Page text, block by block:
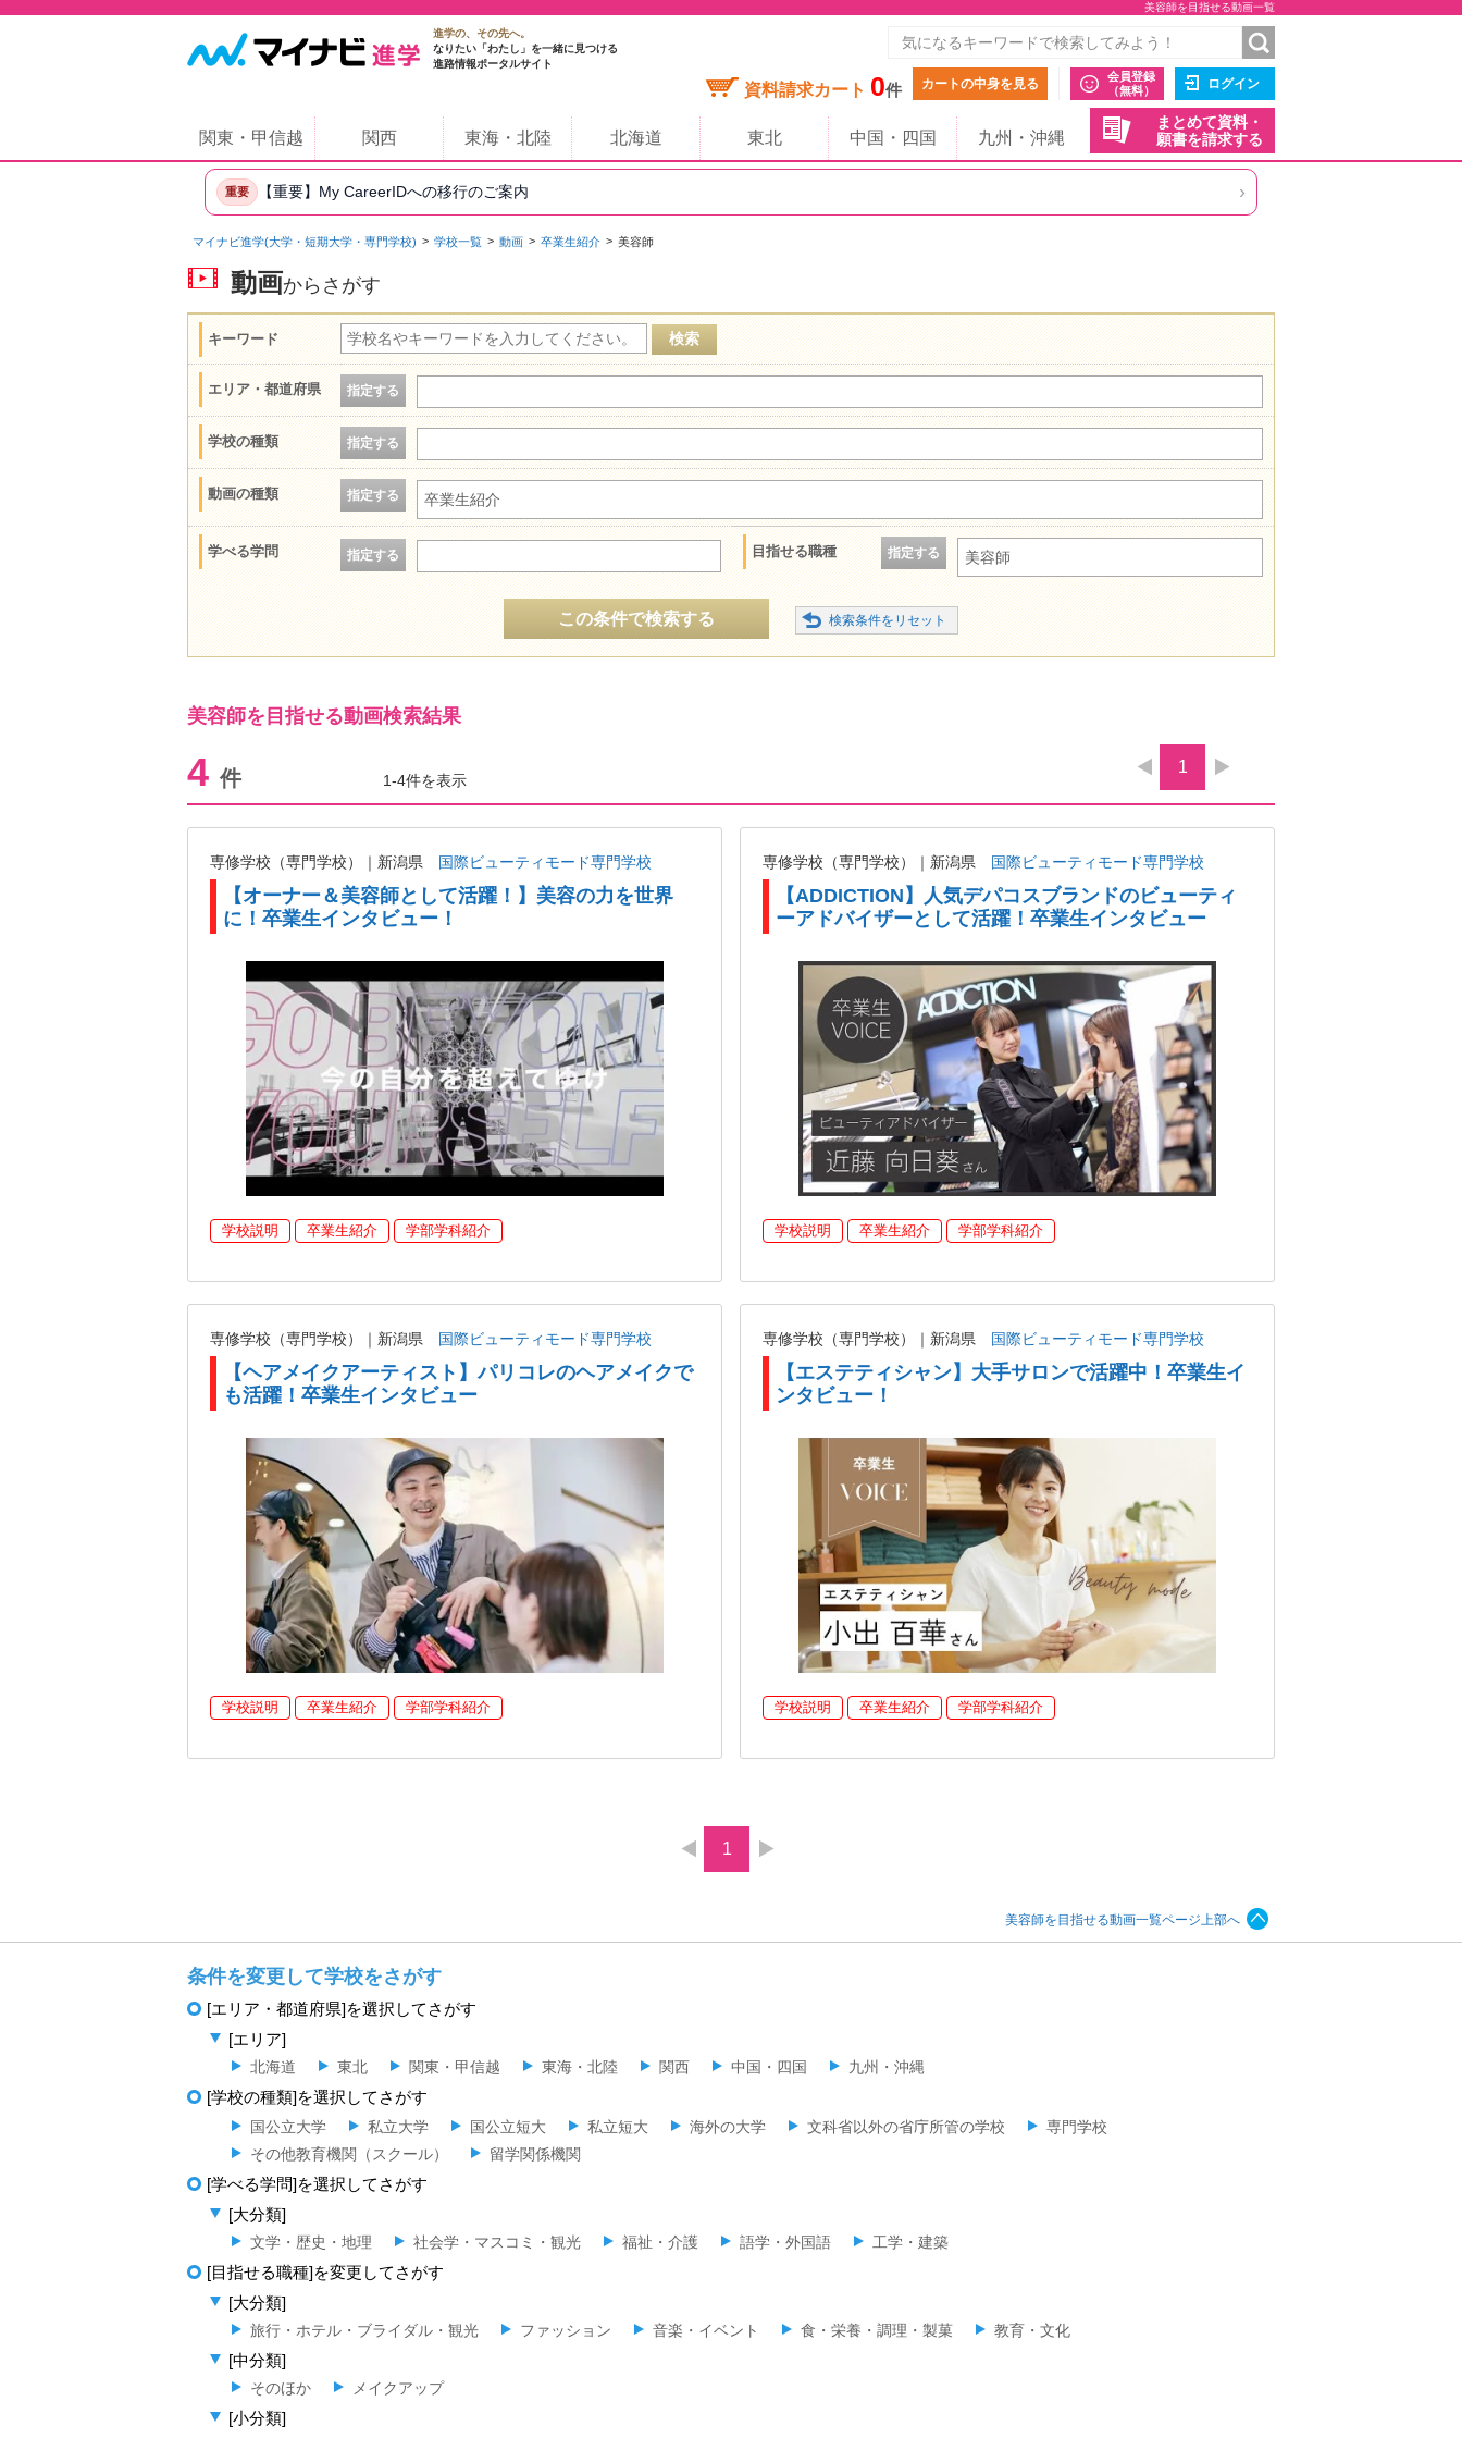
美容師を目指せる動画一覧
進学の、その先へ。
なりたい「わたし」を一緒に見つける
進路情報ポータルサイト
資料請求カート 0件 カートの中身を見る
会員登録
（無料）
ログイン
まとめて資料・
願書を請求する
関東・甲信越 関西 東海・北陸 北海道 東北 中国・四国 九州・沖縄
重要 【重要】My CareerIDへの移行のご案内 ›
マイナビ進学(大学・短期大学・専門学校) 学校一覧 動画 卒業生紹介 美容師
動画からさがす
キーワード
エリア・都道府県 指定する
学校の種類 指定する
動画の種類 指定する 卒業生紹介
学べる学問 指定する 目指せる職種 指定する 美容師
この条件で検索する
美容師を目指せる動画検索結果
4 件 1-4件を表示
1
専修学校（専門学校）｜新潟県 国際ビューティモード専門学校
【オーナー＆美容師として活躍！】美容の力を世界
に！卒業生インタビュー！
学校説明 卒業生紹介 学部学科紹介
専修学校（専門学校）｜新潟県 国際ビューティモード専門学校
【ADDICTION】人気デパコスブランドのビューティ
ーアドバイザーとして活躍！卒業生インタビュー
学校説明 卒業生紹介 学部学科紹介
専修学校（専門学校）｜新潟県 国際ビューティモード専門学校
【ヘアメイクアーティスト】パリコレのヘアメイクで
も活躍！卒業生インタビュー
学校説明 卒業生紹介 学部学科紹介
専修学校（専門学校）｜新潟県 国際ビューティモード専門学校
【エステティシャン】大手サロンで活躍中！卒業生イ
ンタビュー！
学校説明 卒業生紹介 学部学科紹介
1
美容師を目指せる動画一覧ページ上部へ
条件を変更して学校をさがす
[エリア・都道府県]を選択してさがす
[エリア]
北海道 東北 関東・甲信越 東海・北陸 関西 中国・四国 九州・沖縄
[学校の種類]を選択してさがす
国公立大学 私立大学 国公立短大 私立短大 海外の大学 文科省以外の省庁所管の学校
専門学校
その他教育機関（スクール）
留学関係機関
[学べる学問]を選択してさがす
[大分類]
文学・歴史・地理 社会学・マスコミ・観光 福祉・介護 語学・外国語 工学・建築
[目指せる職種]を変更してさがす
[大分類]
旅行・ホテル・ブライダル・観光 ファッション 音楽・イベント 食・栄養・調理・製菓 教育・文化
[中分類]
そのほか メイクアップ
[小分類]